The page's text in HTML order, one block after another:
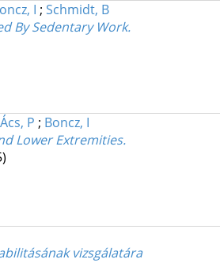
I ; Schmidt, B
By Sedentary Work.
Ács, P ; Boncz, I
Lower Extremities.
vizsgálatára